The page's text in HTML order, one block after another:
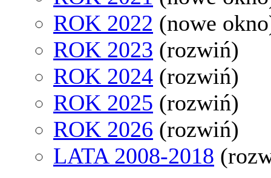
ROK 2022 (nowe
ROK 2023 (rozwiń)
ROK 2024 (rozwiń)
ROK 2025 (rozwiń)
ROK 2026 (rozwiń)
LATA 2008-2018